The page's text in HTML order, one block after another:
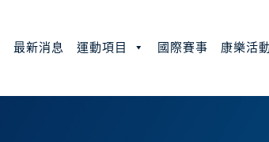
最新消息 運動項目 國際賽事 康樂活動